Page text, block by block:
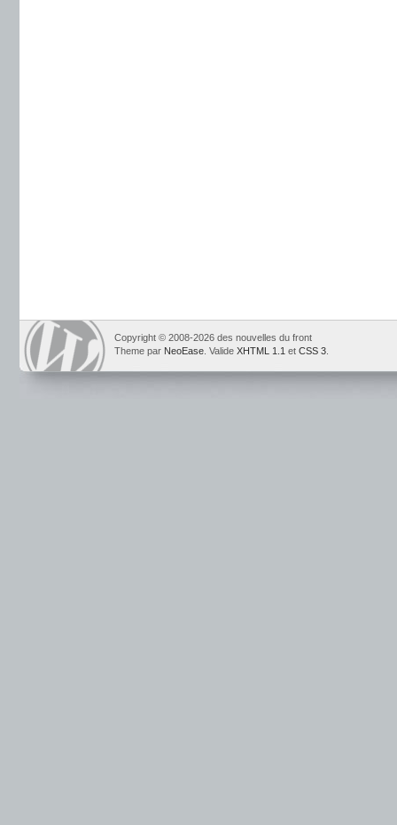
Copyright © 2008-2026 des nouvelles du front
Theme par NeoEase . Valide XHTML 1.1 et CSS 3